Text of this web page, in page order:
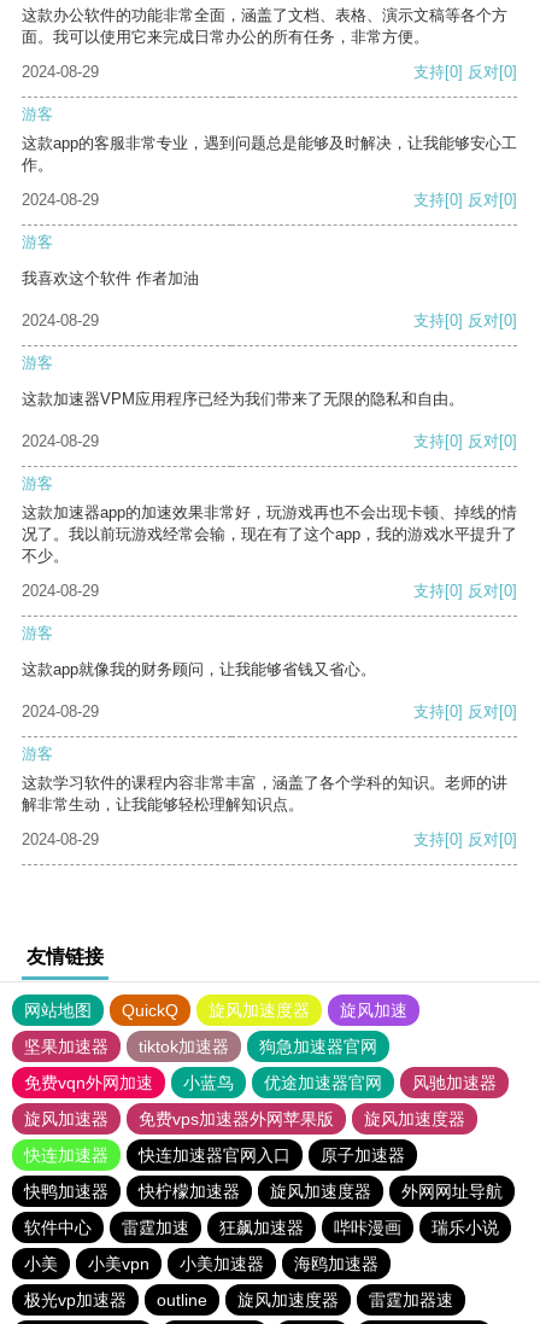
这款办公软件的功能非常全面，涵盖了文档、表格、演示文稿等各个方
面。我可以使用它来完成日常办公的所有任务，非常方便。
2024-08-29
支持[0] 反对[0]
游客
这款app的客服非常专业，遇到问题总是能够及时解决，让我能够安心工
作。
2024-08-29
支持[0] 反对[0]
游客
我喜欢这个软件 作者加油
2024-08-29 支持[0] 反对[0]
游客
这款加速器VPM应用程序已经为我们带来了无限的隐私和自由。
2024-08-29 支持[0] 反对[0]
游客
这款加速器app的加速效果非常好，玩游戏再也不会出现卡顿、掉线的情
况了。我以前玩游戏经常会输，现在有了这个app，我的游戏水平提升了
不少。
2024-08-29
支持[0] 反对[0]
游客
这款app就像我的财务顾问，让我能够省钱又省心。
2024-08-29 支持[0] 反对[0]
游客
这款学习软件的课程内容非常丰富，涵盖了各个学科的知识。老师的讲
解非常生动，让我能够轻松理解知识点。
2024-08-29
支持[0] 反对[0]
友情链接
网站地图 QuickQ 旋风加速度器
旋风加速
坚果加速器
tiktok加速器
狗急加速器官网
免费vqn外网加速
小蓝鸟 优途加速器官网
风驰加速器
旋风加速器
免费vps加速器外网苹果版
旋风加速度器
快连加速器
快连加速器官网入口
原子加速器
快鸭加速器
快柠檬加速器 旋风加速度器
外网网址导航
软件中心
雷霆加速 狂飙加速器 哔咔漫画
瑞乐小说
小美
小美vpn 小美加速器
海鸥加速器
极光vp加速器
outline 旋风加速度器 雷霆加器速